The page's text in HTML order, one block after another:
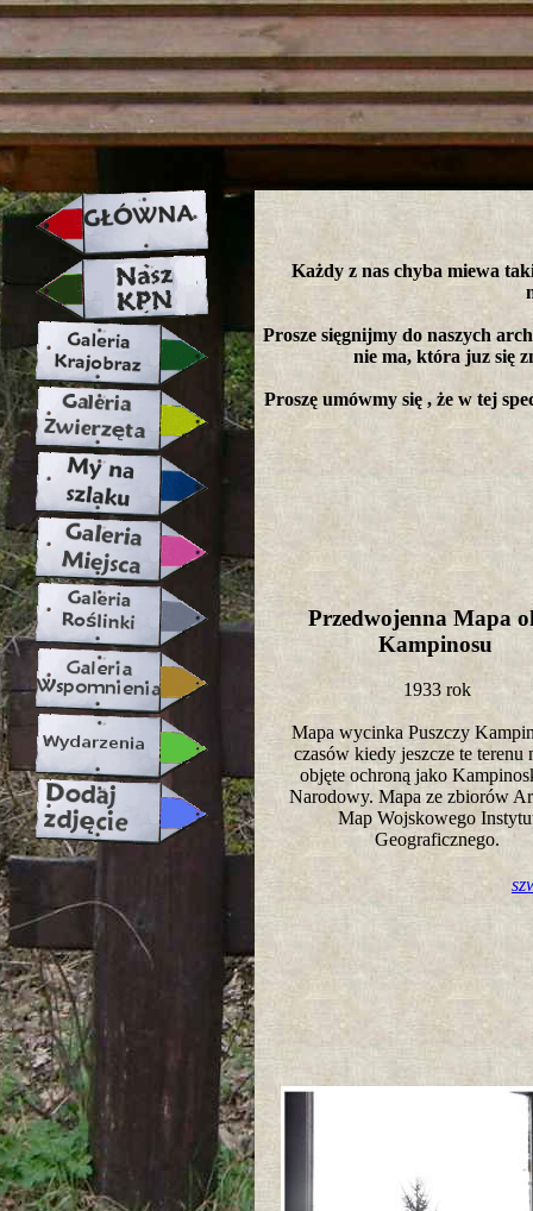
strona w naprawie zapraszamy
Każdy z nas chyba miewa
Prosze sięgnijmy do naszych
nie ma, która juz się
Proszę umówmy się , że w tej
Przedwojenna Mapa
Kampinosu
1933 rok
Mapa wycinka Puszczy
czasów kiedy jeszcze te terenu
objęte ochroną jako
Narodowy. Mapa ze zbiorów
Map Wojskowego
Geograficznego.